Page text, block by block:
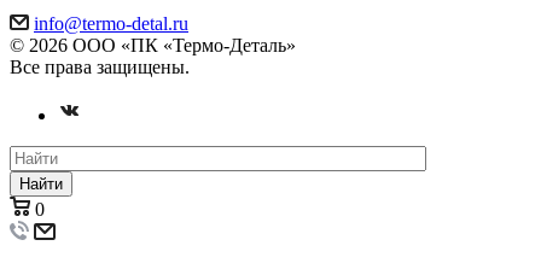
info@termo-detal.ru
© 2026 ООО «ПК «Термо-Деталь»
Все права защищены.
Найти
0